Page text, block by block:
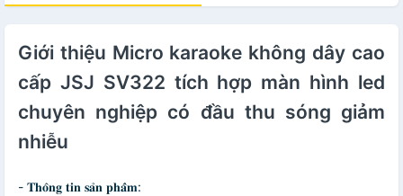
Giới thiệu Micro karaoke không dây cao
cấp JSJ SV322 tích hợp màn hình led
chuyên nghiệp có đầu thu sóng giảm
nhiễu
- 𝐓𝐡𝐨̂𝐧𝐠 𝐭𝐢𝐧 𝐬𝐚̉𝐧 𝐩𝐡𝐚̂̉𝐦: